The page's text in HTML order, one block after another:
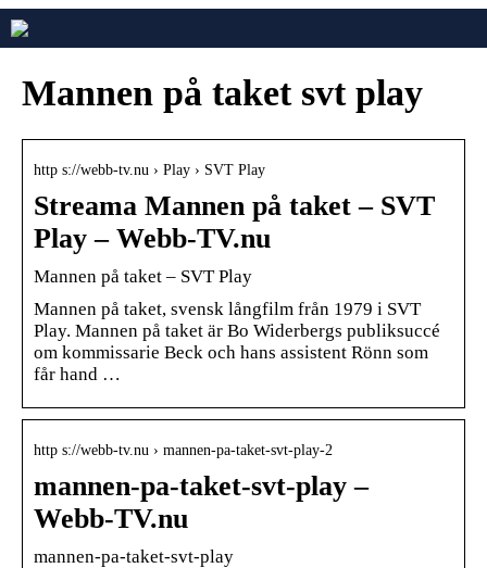
Mannen på taket svt play
http s://webb-tv.nu › Play › SVT Play
Streama Mannen på taket – SVT
Play – Webb-TV.nu
Mannen på taket – SVT Play
Mannen på taket, svensk långfilm från 1979 i SVT
Play. Mannen på taket är Bo Widerbergs publiksuccé
om kommissarie Beck och hans assistent Rönn som
får hand …
http s://webb-tv.nu › mannen-pa-taket-svt-play-2
mannen-pa-taket-svt-play –
Webb-TV.nu
mannen-pa-taket-svt-play